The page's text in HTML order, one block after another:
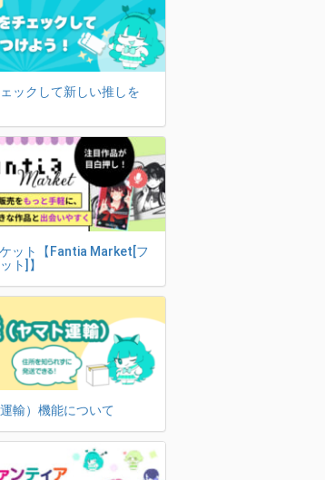
ックして新しい推しを
ット【Fantia Market[フ
ト]】
輸）機能について